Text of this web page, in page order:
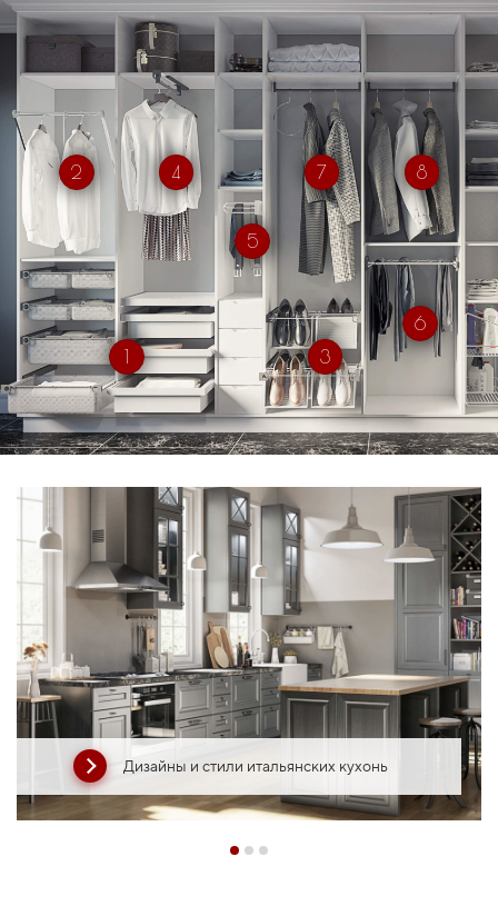
2
3
4
5
6
8
7
Дизайны и стили итальянских кухонь